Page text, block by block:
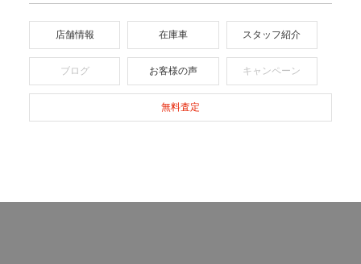
店舗情報 在庫車 スタッフ紹介
ブログ お客様の声 キャンペーン
無料査定